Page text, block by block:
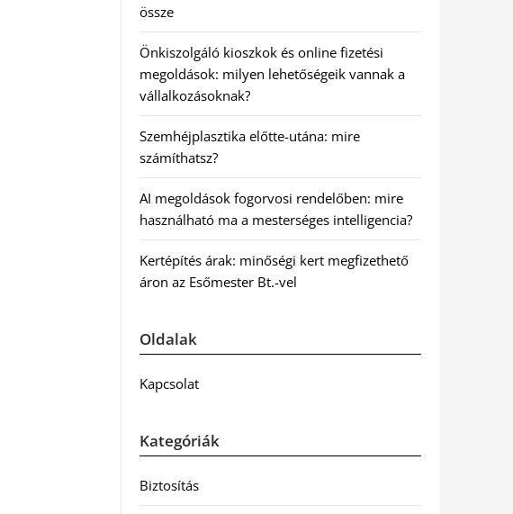
össze
Önkiszolgáló kioszkok és online fizetési
megoldások: milyen lehetőségeik vannak a
vállalkozásoknak?
Szemhéjplasztika előtte-utána: mire
számíthatsz?
AI megoldások fogorvosi rendelőben: mire
használható ma a mesterséges intelligencia?
Kertépítés árak: minőségi kert megfizethető
áron az Esőmester Bt.-vel
Oldalak
Kapcsolat
Kategóriák
Biztosítás